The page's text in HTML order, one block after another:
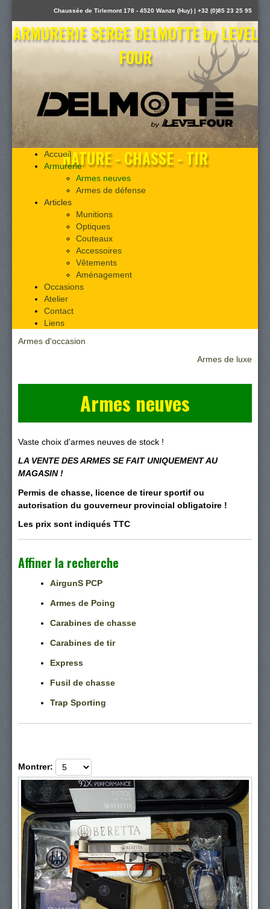
Chaussée de Tirlemont 178 - 4520 Wanze (Huy) | +32 (0)85 23 25 95
ARMURERIE SERGE DELMOTTE by LEVEL
FOUR
NATURE - CHASSE - TIR
Accueil
Armurerie
Armes neuves
Armes de défense
Articles
Munitions
Optiques
Couteaux
Accessoires
Vêtements
Aménagement
Occasions
Atelier
Contact
Liens
Armes d'occasion
Armes de luxe
Armes neuves
Vaste choix d'armes neuves de stock !
LA VENTE DES ARMES SE FAIT UNIQUEMENT AU
MAGASIN !
Permis de chasse, licence de tireur sportif ou
autorisation du gouverneur provincial obligatoire !
Les prix sont indiqués TTC
Affiner la recherche
AirgunS PCP
Armes de Poing
Carabines de chasse
Carabines de tir
Express
Fusil de chasse
Trap Sporting
Montrer: